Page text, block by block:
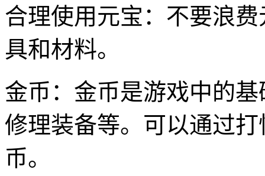
合理使用元宝：不要浪
具和材料。
金币：金币是游戏中的
修理装备等。可以通过
币。